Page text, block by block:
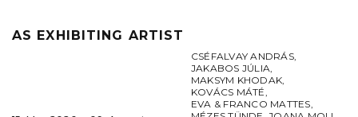
AS EXHIBITING ARTIST
CSÉFALVAY ANDRÁS,
JAKABOS JÚLIA,
MAKSYM KHODAK,
KOVÁCS MÁTÉ,
EVA & FRANCO MATTES,